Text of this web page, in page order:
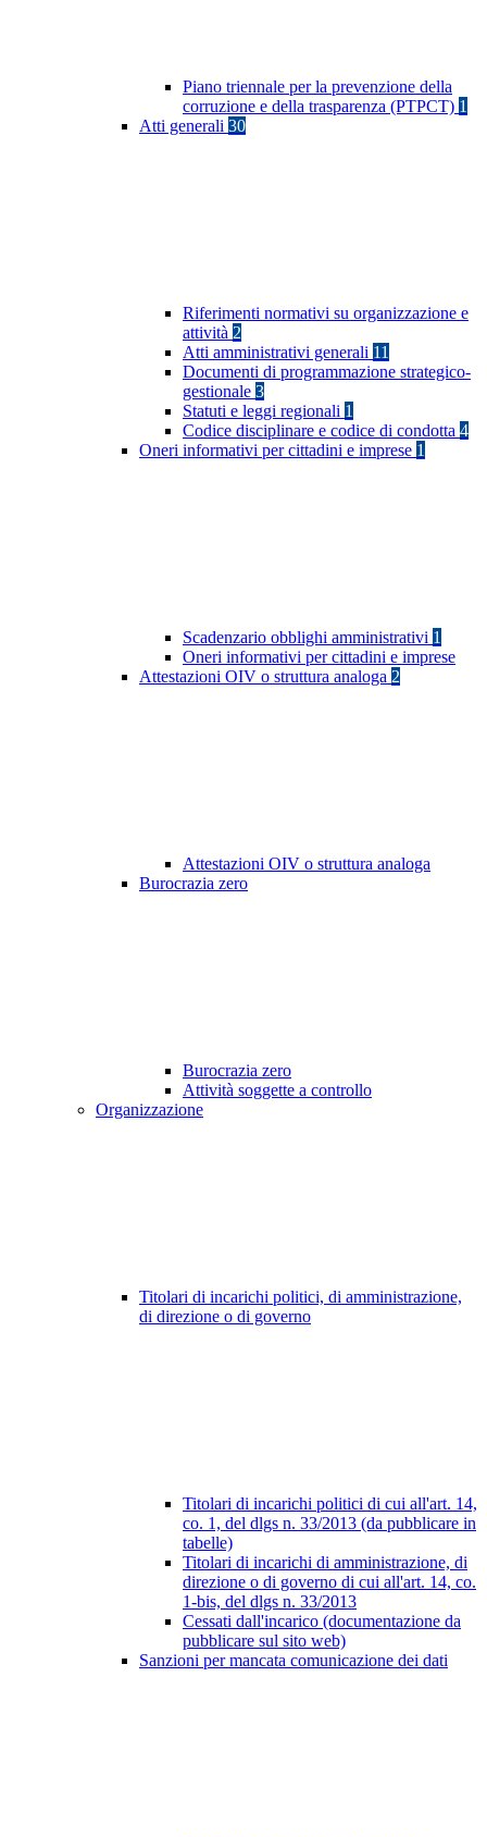
Piano triennale per la prevenzione della
corruzione e della trasparenza (PTPCT) 1
Atti generali 30
Riferimenti normativi su organizzazione e
attività 2
Atti amministrativi generali 11
Documenti di programmazione strategico-
gestionale 3
Statuti e leggi regionali 1
Codice disciplinare e codice di condotta 4
Oneri informativi per cittadini e imprese 1
Scadenzario obblighi amministrativi 1
Oneri informativi per cittadini e imprese
Attestazioni OIV o struttura analoga 2
Attestazioni OIV o struttura analoga
Burocrazia zero
Burocrazia zero
Attività soggette a controllo
Organizzazione
Titolari di incarichi politici, di amministrazione,
di direzione o di governo
Titolari di incarichi politici di cui all'art. 14,
co. 1, del dlgs n. 33/2013 (da pubblicare in
tabelle)
Titolari di incarichi di amministrazione, di
direzione o di governo di cui all'art. 14, co.
1-bis, del dlgs n. 33/2013
Cessati dall'incarico (documentazione da
pubblicare sul sito web)
Sanzioni per mancata comunicazione dei dati